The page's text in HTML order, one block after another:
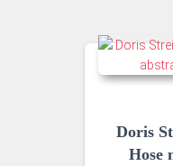
Doris
Hose